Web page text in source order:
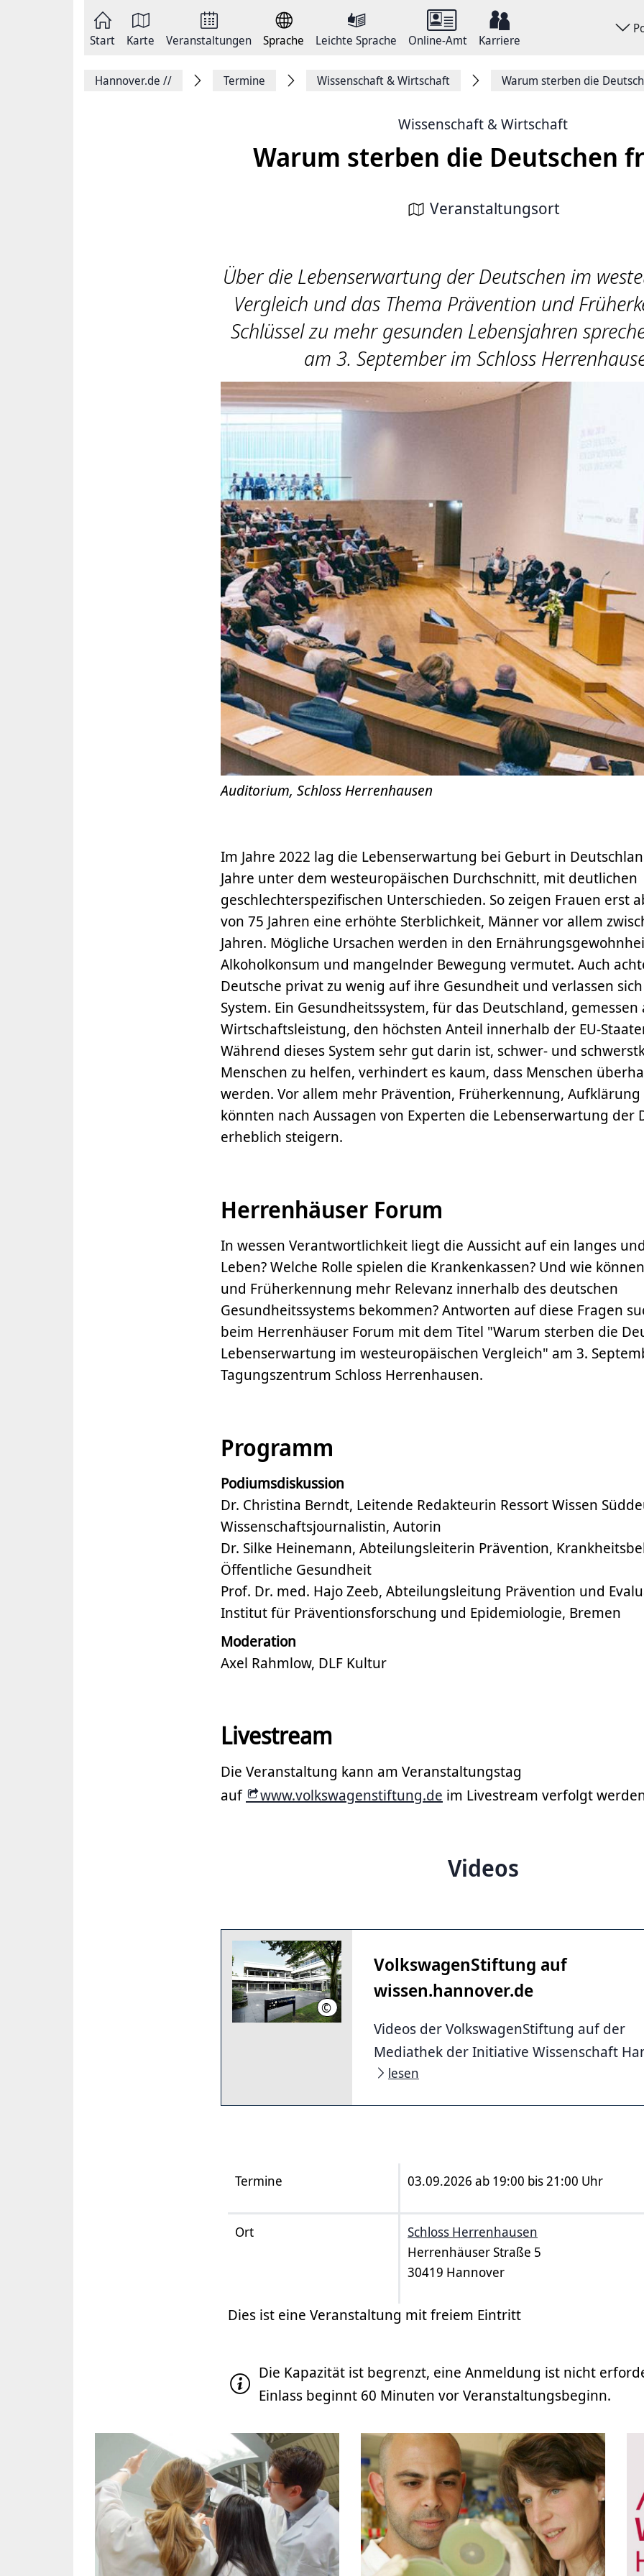
Start Karte Veranstaltungen Sprache Leichte Sprache Online-Amt Karriere
Hannover.de // Termine Wissenschaft & Wirtschaft Warum sterben die
Wissenschaft & Wirtschaft
Warum sterben die Deutschen
Veranstaltungsort
Über die Lebenserwartung der Deutschen im
Vergleich und das Thema Prävention und
Schlüssel zu mehr gesunden Lebensjahren
am 3. September im Schloss
Auditorium, Schloss Herrenhausen
Im Jahre 2022 lag die Lebenserwartung bei Geburt in
Jahre unter dem westeuropäischen Durchschnitt, mit deutlichen
geschlechterspezifischen Unterschieden. So zeigen Frauen erst
von 75 Jahren eine erhöhte Sterblichkeit, Männer vor allem
Jahren. Mögliche Ursachen werden in den
Alkoholkonsum und mangelnder Bewegung vermutet. Auch
Deutsche privat zu wenig auf ihre Gesundheit und verlassen
System. Ein Gesundheitssystem, für das Deutschland, gemessen
Wirtschaftsleistung, den höchsten Anteil innerhalb der EU-
Während dieses System sehr gut darin ist, schwer- und
Menschen zu helfen, verhindert es kaum, dass Menschen
werden. Vor allem mehr Prävention, Früherkennung,
könnten nach Aussagen von Experten die Lebenserwartung der
erheblich steigern.
Herrenhäuser Forum
In wessen Verantwortlichkeit liegt die Aussicht auf ein langes
Leben? Welche Rolle spielen die Krankenkassen? Und wie
und Früherkennung mehr Relevanz innerhalb des deutschen
Gesundheitssystems bekommen? Antworten auf diese Fragen
beim Herrenhäuser Forum mit dem Titel "Warum sterben die
Lebenserwartung im westeuropäischen Vergleich" am 3.
Tagungszentrum Schloss Herrenhausen.
Programm
Podiumsdiskussion
Dr. Christina Berndt, Leitende Redakteurin Ressort Wissen
Wissenschaftsjournalistin, Autorin
Dr. Silke Heinemann, Abteilungsleiterin Prävention,
Öffentliche Gesundheit
Prof. Dr. med. Hajo Zeeb, Abteilungsleitung Prävention und
Institut für Präventionsforschung und Epidemiologie, Bremen
Moderation
Axel Rahmlow, DLF Kultur
Livestream
Die Veranstaltung kann am Veranstaltungstag
auf
www.volkswagenstiftung.de im Livestream verfolgt
Videos
© Thomas Bach für VolkswagenStiftung
VolkswagenStiftung auf
wissen.hannover.de
Videos der VolkswagenStiftung auf der
Mediathek der Initiative Wissenschaft
lesen
Termine 03.09.2026 ab 19:00 bis 21:00 Uhr
Ort
Schloss Herrenhausen
Herrenhäuser Straße 5
30419 Hannover
Dies ist eine Veranstaltung mit freiem Eintritt
Die Kapazität ist begrenzt, eine Anmeldung ist nicht
Einlass beginnt 60 Minuten vor Veranstaltungsbeginn.